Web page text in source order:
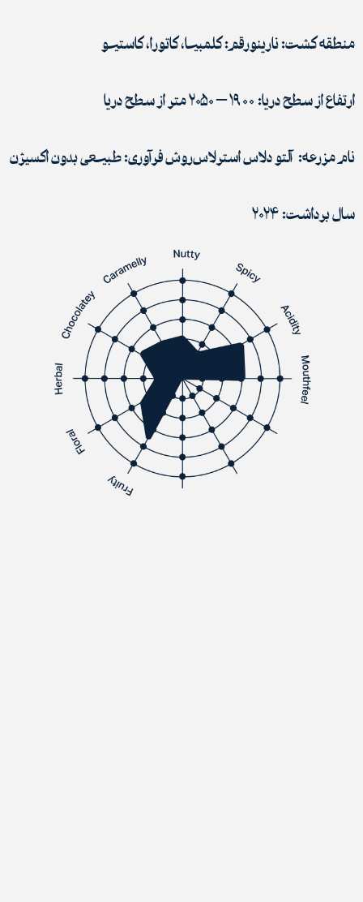
منطقه کشت: نارینورقم: کلمبیا، کاتورا، کاستیو
ارتفاع از سطح دریا: ۱۹۰۰ – ۲۰۵۰ متر از سطح دریا
نام مزرعه: آلتو دلاس استرلاسروش فرآوری: طبیعی بدون اکسیژن
سال برداشت: ۲۰۲۴